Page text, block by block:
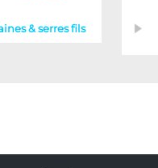
& serres fils